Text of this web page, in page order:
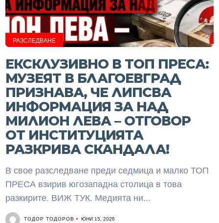
РАЗСЛЕДВАНЕ
ЕКСКЛУЗИВНО В ТОП ПРЕСА:
МУЗЕЯТ В БЛАГОЕВГРАД
ПРИЗНАВА, ЧЕ ЛИПСВА
ИНФОРМАЦИЯ ЗА НАД
МИЛИОН ЛЕВА – ОТГОВОР
ОТ ИНСТИТУЦИЯТА
РАЗКРИВА СКАНДАЛА!
В свое разследване преди седмица и малко ТОП
ПРЕСА взирив югозападна столица в това
разкирите. ВИЖ ТУК. Медията ни...
ТОДОР ТОДОРОВ ЮНИ 15, 2026